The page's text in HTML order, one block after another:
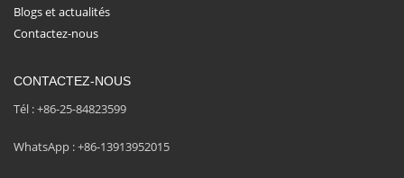
Blogs et actualités
Contactez-nous
CONTACTEZ-NOUS
Tél : +86-25-84823599
WhatsApp : +86-13913952015